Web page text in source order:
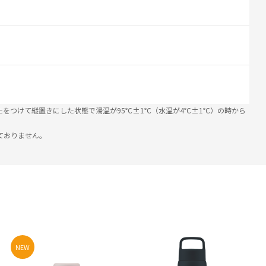
をつけて縦置きにした状態で湯温が95℃±1℃（水温が4℃±1℃）の時から
りません。
NEW